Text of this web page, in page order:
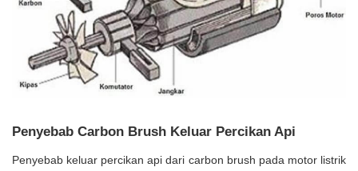
Penyebab Carbon Brush Keluar Percikan Api
Penyebab keluar percikan api dari carbon brush pada motor listrik